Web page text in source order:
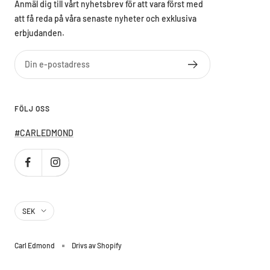
Anmäl dig till vårt nyhetsbrev för att vara först med
att få reda på våra senaste nyheter och exklusiva
erbjudanden.
Din e-postadress
FÖLJ OSS
#CARLEDMOND
Country/region
SEK
Carl Edmond Drivs av Shopify